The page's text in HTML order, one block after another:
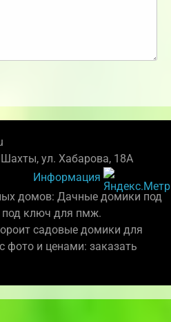
Шахты, ул. Хабарова, 18А
Информация
домов: Дачные домики под
под ключ для пмж.
садовые домики для
фото и ценами: заказать